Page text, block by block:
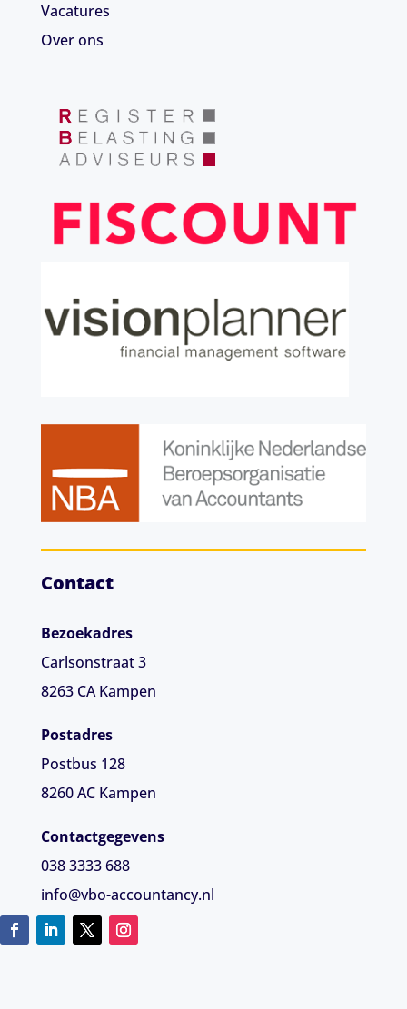
Vacatures
Over ons
Contact
Bezoekadres
Carlsonstraat 3
8263 CA Kampen
Postadres
Postbus 128
8260 AC Kampen
Contactgegevens
038 3333 688
info@vbo-accountancy.nl